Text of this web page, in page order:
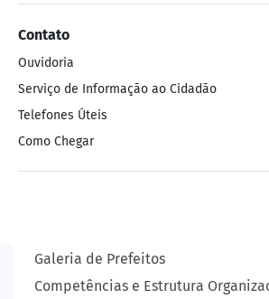
Contato
Ouvidoria
Serviço de Informação ao Cidadão
Telefones Úteis
Como Chegar
Prefeitura
Galeria de Prefeitos
Competências e Estrutura